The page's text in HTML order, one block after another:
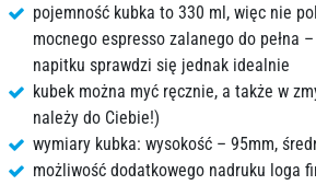
pojemność kubka to 330 ml, więc nie
mocnego espresso zalanego do pełna
napitku sprawdzi się jednak idealnie
kubek można myć ręcznie, a także w
należy do Ciebie!)
wymiary kubka: wysokość – 95mm,
możliwość dodatkowego nadruku loga